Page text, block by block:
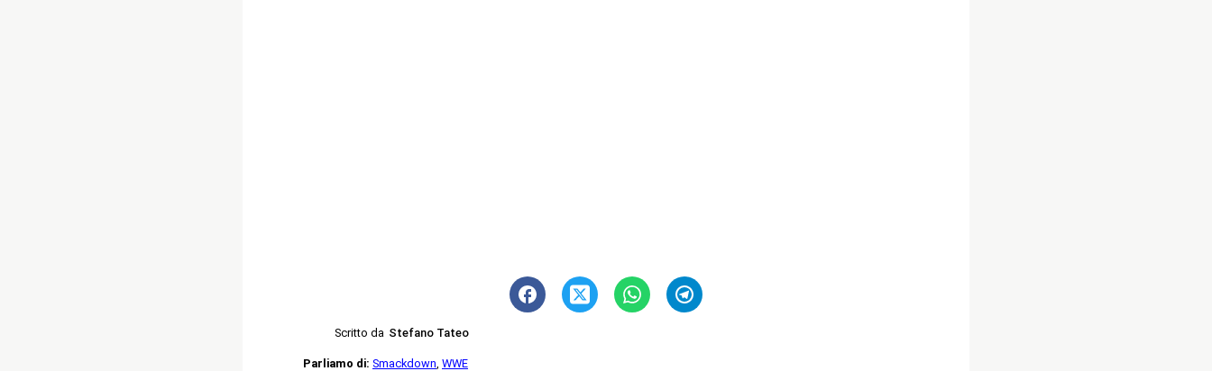
Scritto da Stefano Tateo
Parliamo di: Smackdown WWE